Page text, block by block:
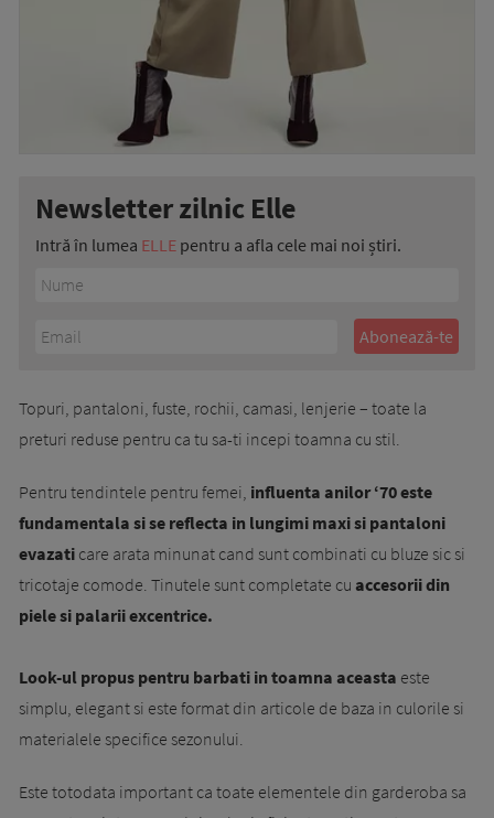
Newsletter zilnic Elle
Intră în lumea ELLE pentru a afla cele mai noi știri.
Topuri, pantaloni, fuste, rochii, camasi, lenjerie – toate la
preturi reduse pentru ca tu sa-ti incepi toamna cu stil.
Pentru tendintele pentru femei, influenta anilor ‘70 este
fundamentala si se reflecta in lungimi maxi si pantaloni
evazati care arata minunat cand sunt combinati cu bluze sic si
tricotaje comode. Tinutele sunt completate cu accesorii din
piele si palarii excentrice.
Look-ul propus pentru barbati in toamna aceasta este
simplu, elegant si este format din articole de baza in culorile si
materialele specifice sezonului.
Este totodata important ca toate elementele din garderoba sa